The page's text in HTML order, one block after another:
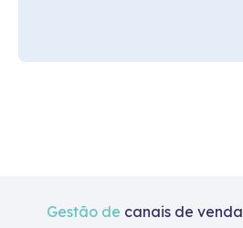
Gestão de canais de venda